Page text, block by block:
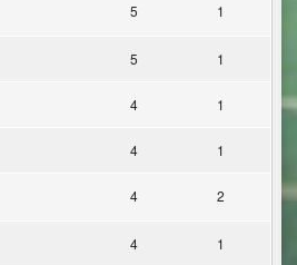
5 1
5 1
4 1
4 1
4 2
4 1